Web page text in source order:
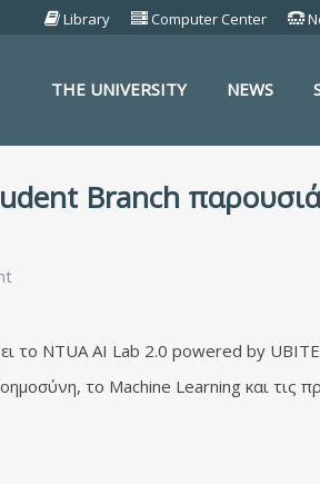
Library Computer Center
THE UNIVERSITY NEWS
Branch
το NTUA AI Lab 2.0 powered by
το Machine Learning και τις